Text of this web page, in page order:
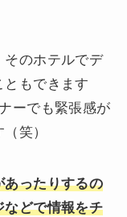
そのホテルでデ
ともできます
ーでも緊張感が
笑）
あったりするの
などで情報をチ